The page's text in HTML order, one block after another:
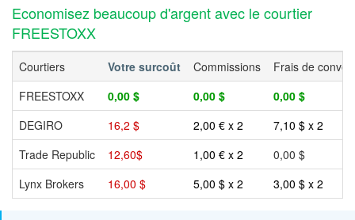
Economisez beaucoup d'argent avec le courtier
FREESTOXX
Courtiers Votre surcoût Commissions
Frais de
FREESTOXX
0,00 $ 0,00 $
0,00 $
DEGIRO
16,2 $ 2,00 € x 2
7,10 $ x 2
Trade Republic
12,60$ 1,00 € x 2
0,00 $
Lynx Brokers
16,00 $ 5,00 $ x 2 3,00 $ x 2